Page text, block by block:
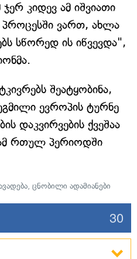
კიდევ ამ იშვიათი
პროცესში ვართ, ახლა
სწორედ ის იწვევდა",
შეატყობინა,
ევროპის ტურნე
დაკვირვების ქვეშაა
რთულ პერიოდში
, ცნობილი ადამიანები
30